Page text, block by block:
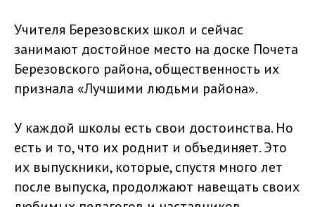
Учителя Березовских школ и сейчас
занимают достойное место на доске Почета
Березовского района, общественность их
признала «Лучшими людьми района».
У каждой школы есть свои достоинства. Но
есть и то, что их роднит и объединяет. Это
их выпускники, которые, спустя много лет
после выпуска, продолжают навещать своих